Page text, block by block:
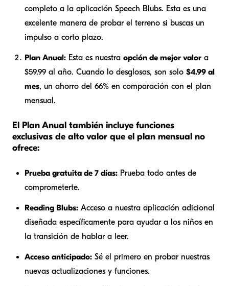
completo a la aplicación Speech Blubs. Esta es una
excelente manera de probar el terreno si buscas un
impulso a corto plazo.
Plan Anual: Esta es nuestra opción de mejor valor a
$59.99 al año. Cuando lo desglosas, son solo $4.99 al
mes, un ahorro del 66% en comparación con el plan
mensual.
El Plan Anual también incluye funciones
exclusivas de alto valor que el plan mensual no
ofrece:
Prueba gratuita de 7 días: Prueba todo antes de
comprometerte.
Reading Blubs: Acceso a nuestra aplicación adicional
diseñada específicamente para ayudar a los niños en
la transición de hablar a leer.
Acceso anticipado: Sé el primero en probar nuestras
nuevas actualizaciones y funciones.